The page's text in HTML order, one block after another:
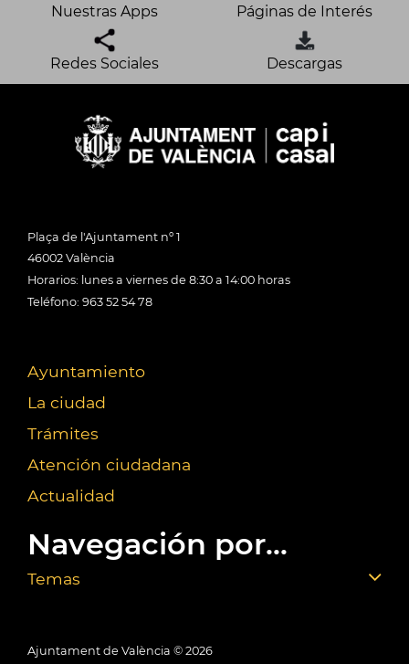
Nuestras Apps Páginas de Interés
Redes Sociales Descargas
Plaça de l'Ajuntament nº 1
46002 València
Horarios: lunes a viernes de 8:30 a 14:00 horas
Teléfono: 963 52 54 78
Ayuntamiento
La ciudad
Trámites
Atención ciudadana
Actualidad
Navegación por...
Temas
Ajuntament de València © 2026